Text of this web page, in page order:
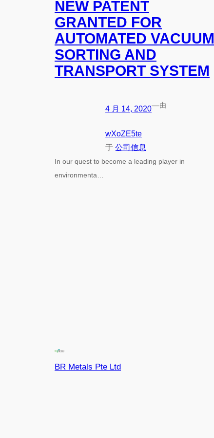
NEW PATENT
GRANTED FOR
AUTOMATED VACUUM
SORTING AND
TRANSPORT SYSTEM
4 月 14, 2020—由
wXoZE5te
于 公司信息
In our quest to become a leading player in
environmenta…
BR Metals Pte Ltd